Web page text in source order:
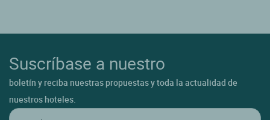
Suscríbase a nuestro
boletín y reciba nuestras propuestas y toda la actualidad de
nuestros hoteles.